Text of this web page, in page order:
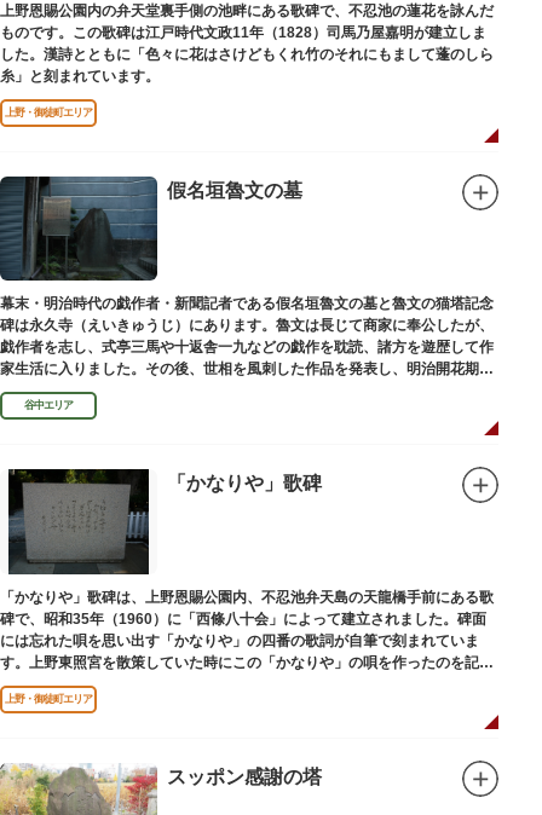
上野恩賜公園内の弁天堂裏手側の池畔にある歌碑で、不忍池の蓮花を詠んだ
ものです。この歌碑は江戸時代文政11年（1828）司馬乃屋嘉明が建立しま
した。漢詩とともに「色々に花はさけどもくれ竹のそれにもまして蓬のしら
糸」と刻まれています。
上野・御徒町エリア
假名垣魯文の墓
幕末・明治時代の戯作者・新聞記者である假名垣魯文の墓と魯文の猫塔記念
碑は永久寺（えいきゅうじ）にあります。魯文は長じて商家に奉公したが、
戯作者を志し、式亭三馬や十返舎一九などの戯作を耽読、諸方を遊歴して作
家生活に入りました。その後、世相を風刺した作品を発表し、明治開花期の
花形作家となりました。墓石には、聖観音を線刻した板碑がはめ込まれてい
ます。谷中エリア
「かなりや」歌碑
「かなりや」歌碑は、上野恩賜公園内、不忍池弁天島の天龍橋手前にある歌
碑で、昭和35年（1960）に「西條八十会」によって建立されました。碑面
には忘れた唄を思い出す「かなりや」の四番の歌詞が自筆で刻まれていま
す。上野東照宮を散策していた時にこの「かなりや」の唄を作ったのを記念
してこの地に建てられました。
上野・御徒町エリア
スッポン感謝の塔